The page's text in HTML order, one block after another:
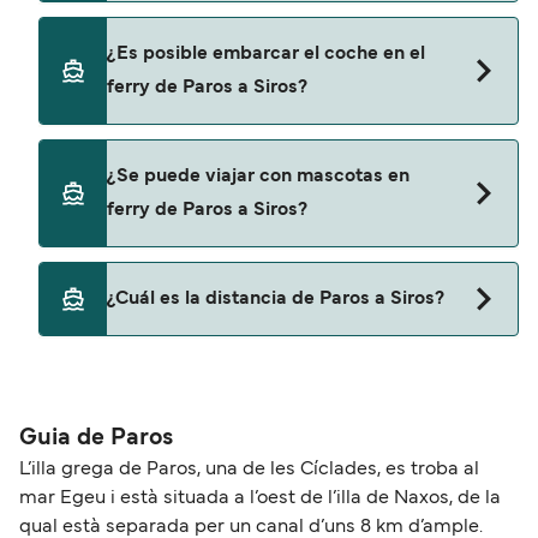
ofertas para descrubrir las últimas promociones
a Siros con:
¿Es posible embarcar el coche en el
ferry de Paros a Siros?
con
¿Se puede viajar con mascotas en
ferry de Paros a Siros?
Sí, podrás viajar con mascotas a bordo en tu
ferry. Puede que necesites el pasaporte de tus
¿Cuál es la distancia de Paros a Siros?
Guia de Paros
L’illa grega de Paros, una de les Cíclades, es troba al
mar Egeu i està situada a l’oest de l’illa de Naxos, de la
qual està separada per un canal d’uns 8 km d’ample.